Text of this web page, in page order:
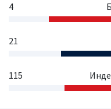
4
21
115